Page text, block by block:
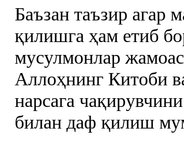
Баъзан таъзир агар
қилишга ҳам етиб
мусулмонлар
Аллоҳнинг Китоби
нарсага
билан даф қилиш